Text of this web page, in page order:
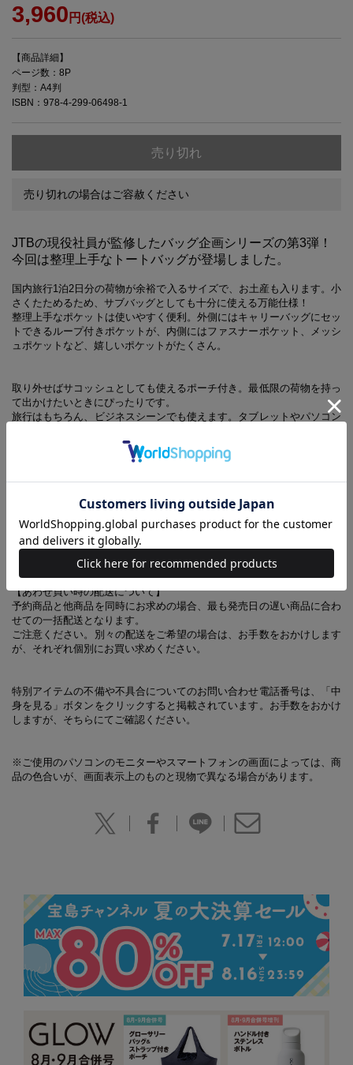
3,960 円(税込)
【商品詳細】
ページ数：8P
判型：A4判
ISBN：978-4-299-06498-1
売り切れ
売り切れの場合はご容赦ください
JTBの現役社員が監修したバッグ企画シリーズの第3弾！
今回は整理上手なトートバッグが登場しました。
国内旅行1泊2日分の荷物が余裕で入るサイズで、お土産も入ります。小
さくたためるため、サブバッグとしても十分に使える万能仕様！
整理上手なポケットは使いやすく便利。外側にはキャリーバッグにセッ
トできるループ付きポケットが、内側にはファスナーポケット、メッシ
ュポケットなど、嬉しいポケットがたくさん。
取り外せばサコッシュとしても使えるポーチ付き。最低限の荷物を持っ
て出かけたいときにぴったりです。
旅行はもちろん、ビジネスシーンでも使えます。タブレットやパソコン
JTB完全監修 ころんとかわいい7ポケット超軽量巾着バッグ
BOOK
【あわせ買い時の配送について】
予約商品と他商品を同時にお求めの場合、最も発売日の遅い商品に合わ
せての一括配送となります。
ご注意ください。別々の配送をご希望の場合は、お手数をおかけします
が、それぞれ個別にお買い求めください。
特別アイテムの不備や不具合についてのお問い合わせ電話番号は、「中
身を見る」ボタンをクリックすると掲載されています。お手数をおかけ
しますが、そちらにてご確認ください。
※ご使用のパソコンのモニターやスマートフォンの画面によっては、商
品の色合いが、画面表示上のものと現物で異なる場合があります。